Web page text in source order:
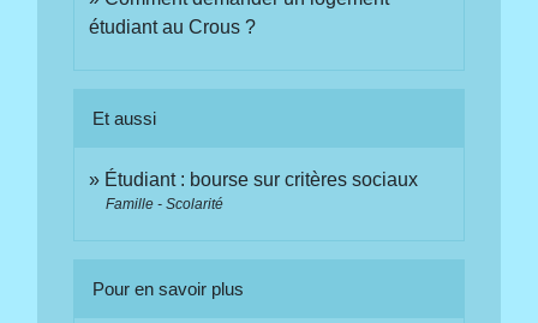
étudiant au Crous ?
Et aussi
Étudiant : bourse sur critères sociaux
Famille - Scolarité
Pour en savoir plus